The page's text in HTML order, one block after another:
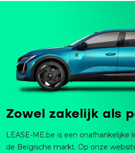
Zowel zakelijk als
LEASE-ME.be is een onafhankelijke
de Belgische markt. Op onze